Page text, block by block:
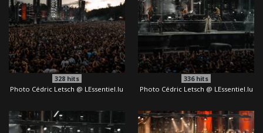
328hits
Photo Cédric Letsch @ LEssentiel.lu
336hits
Photo Cédric Letsch @ LEssentiel.lu